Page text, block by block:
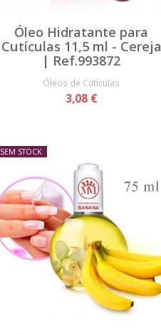
Óleo Hidratante para
Cutículas 11,5 ml - Cereja
| Ref.993872
Óleos de Cutículas
3,08 €
SEM STOCK